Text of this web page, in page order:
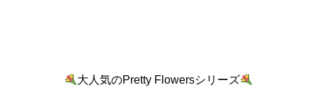
大人気のPretty Flowersシリーズ